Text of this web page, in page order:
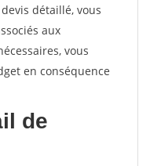
détaillé, vous
aux
vous
en conséquence
de